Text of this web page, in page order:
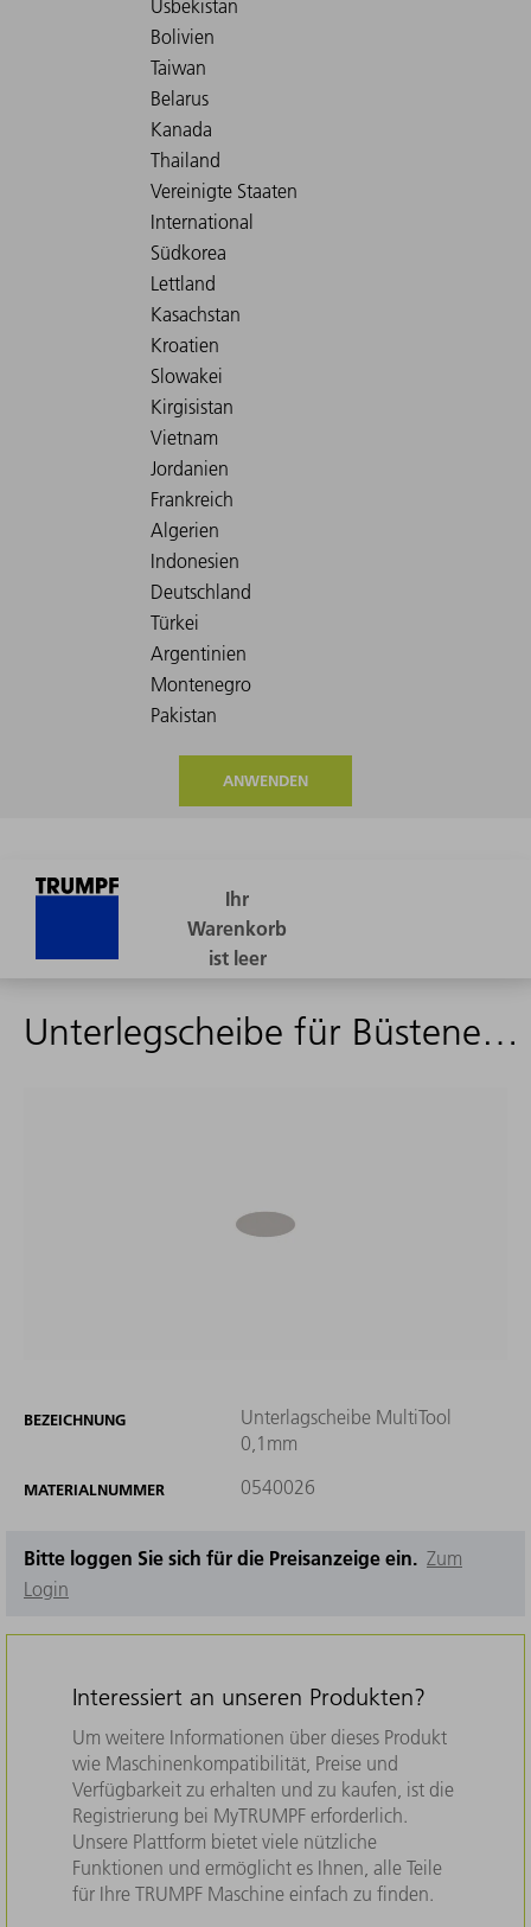
ANWENDEN
Unterlegscheibe für Büsteneinsatz
BEZEICHNUNG
Unterlagscheibe MultiTool
0,1mm
MATERIALNUMMER 0540026
Bitte loggen Sie sich für die Preisanzeige ein. Zum
Login
Interessiert an unseren Produkten?
Um weitere Informationen über dieses Produkt
wie Maschinenkompatibilität, Preise und
Verfügbarkeit zu erhalten und zu kaufen, ist die
Registrierung bei MyTRUMPF erforderlich.
Unsere Plattform bietet viele nützliche
Funktionen und ermöglicht es Ihnen, alle Teile
für Ihre TRUMPF Maschine einfach zu finden.